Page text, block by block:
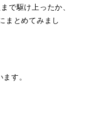
で駆け上ったか、
まとめてみまし
す。